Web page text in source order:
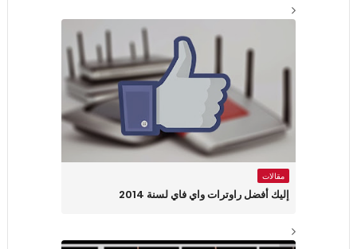
مقالات
إليك أفضل راوترات واي فاي لسنة 2014